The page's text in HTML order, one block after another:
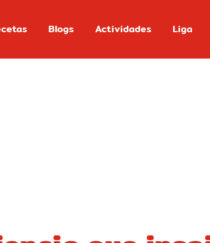
Blogs Actividades Liga